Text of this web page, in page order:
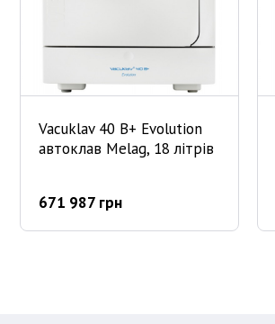
Vacuklav 40 B+ Evolution
автоклав Melag, 18 літрів
671 987 грн